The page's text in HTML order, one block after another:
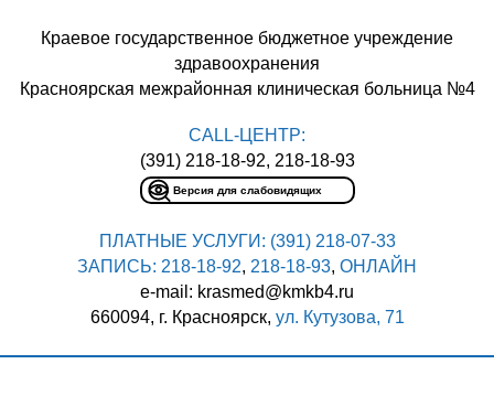
CALL-ЦЕНТР:
(391) 218-18-92, 218-18-93
Версия для слабовидящих
Краевое государственное бюджетное учреждение
здравоохранения
Красноярская межрайонная клиническая больница №4
ПЛАТНЫЕ УСЛУГИ: (391) 218-07-33
ЗАПИСЬ: 218-18-92, 218-18-93, ОНЛАЙН
e-mail: krasmed@kmkb4.ru
660094, г. Красноярск, ул. Кутузова, 71